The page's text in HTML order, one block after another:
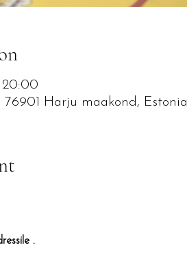
20:00
Harju maakond, Estonia
.